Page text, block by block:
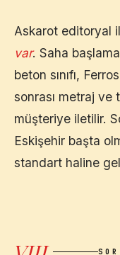
Askarot editoryal
var. Saha
beton sınıfı,
sonrası metraj ve
müşteriye iletilir.
Eskişehir başta
standart haline